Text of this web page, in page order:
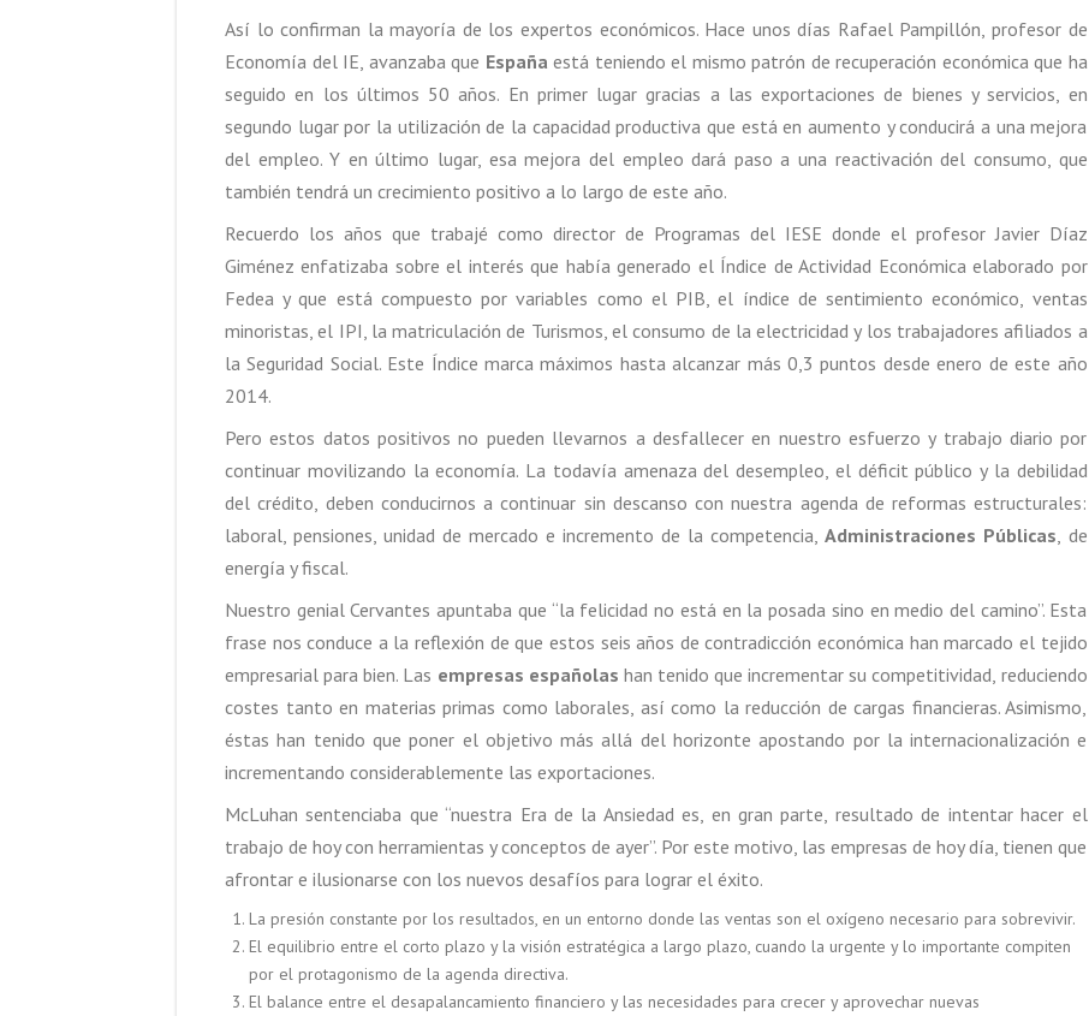
Así lo confirman la mayoría de los expertos económicos. Hace unos días Rafael Pampillón, profesor de
Economía del IE, avanzaba que España está teniendo el mismo patrón de recuperación económica que ha
seguido en los últimos 50 años. En primer lugar gracias a las exportaciones de bienes y servicios, en
segundo lugar por la utilización de la capacidad productiva que está en aumento y conducirá a una mejora
del empleo. Y en último lugar, esa mejora del empleo dará paso a una reactivación del consumo, que
también tendrá un crecimiento positivo a lo largo de este año.
Recuerdo los años que trabajé como director de Programas del IESE donde el profesor Javier Díaz
Giménez enfatizaba sobre el interés que había generado el Índice de Actividad Económica elaborado por
Fedea y que está compuesto por variables como el PIB, el índice de sentimiento económico, ventas
minoristas, el IPI, la matriculación de Turismos, el consumo de la electricidad y los trabajadores afiliados a
la Seguridad Social. Este Índice marca máximos hasta alcanzar más 0,3 puntos desde enero de este año
2014.
Pero estos datos positivos no pueden llevarnos a desfallecer en nuestro esfuerzo y trabajo diario por
continuar movilizando la economía. La todavía amenaza del desempleo, el déficit público y la debilidad
del crédito, deben conducirnos a continuar sin descanso con nuestra agenda de reformas estructurales:
laboral, pensiones, unidad de mercado e incremento de la competencia,Administraciones Públicas , de
energía y fiscal.
Nuestro genial Cervantes apuntaba que “la felicidad no está en la posada sino en medio del camino”. Esta
frase nos conduce a la reflexión de que estos seis años de contradicción económica han marcado el tejido
empresarial para bien. Las empresas españolas han tenido que incrementar su competitividad, reduciendo
costes tanto en materias primas como laborales, así como la reducción de cargas financieras. Asimismo,
éstas han tenido que poner el objetivo más allá del horizonte apostando por la internacionalización e
incrementando considerablemente las exportaciones.
McLuhan sentenciaba que “nuestra Era de la Ansiedad es, en gran parte, resultado de intentar hacer el
trabajo de hoy con herramientas y conceptos de ayer”. Por este motivo, las empresas de hoy día, tienen que
afrontar e ilusionarse con los nuevos desafíos para lograr el éxito.
La presión constante por los resultados, en un entorno donde las ventas son el oxígeno necesario para sobrevivir.
El equilibrio entre el corto plazo y la visión estratégica a largo plazo, cuando la urgente y lo importante compiten
por el protagonismo de la agenda directiva.
El balance entre el desapalancamiento financiero y las necesidades para crecer y aprovechar nuevas